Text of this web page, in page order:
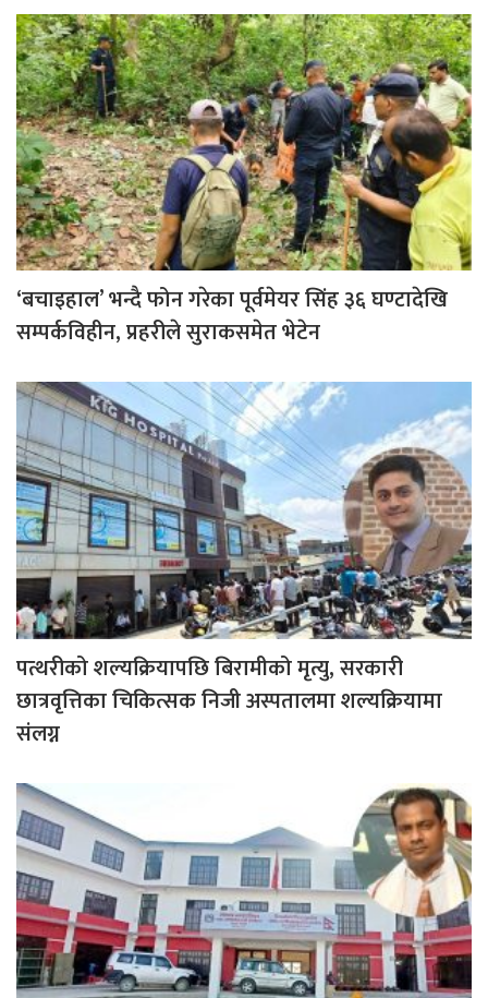
‘बचाइहाल’ भन्दै फोन गरेका पूर्वमेयर सिंह ३६ घण्टादेखि
सम्पर्कविहीन, प्रहरीले सुराकसमेत भेटेन
पत्थरीको शल्यक्रियापछि बिरामीको मृत्यु, सरकारी
छात्रवृत्तिका चिकित्सक निजी अस्पतालमा शल्यक्रियामा
संलग्न